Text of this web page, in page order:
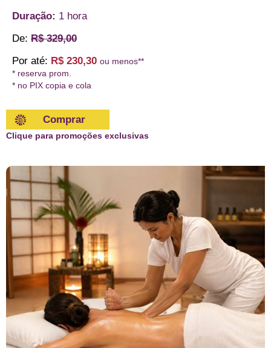
Duração: 1 hora
De: R$ 329,00
Por até: R$ 230,30 ou menos**
* reserva prom.
* no PIX copia e cola
Comprar
Clique para promoções exclusivas